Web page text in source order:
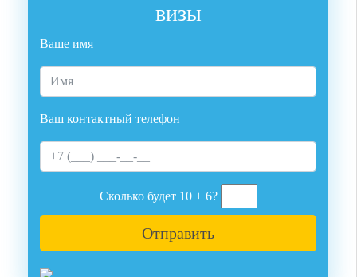
визы
Ваше имя
Ваш контактный телефон
Сколько будет 10 + 6?